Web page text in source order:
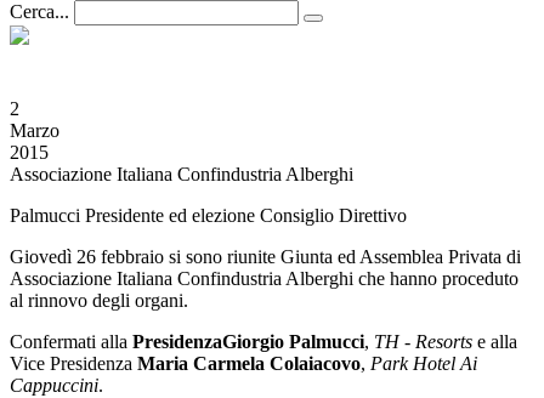
Cerca...
2
Marzo
2015
Associazione Italiana Confindustria Alberghi
Palmucci Presidente ed elezione Consiglio Direttivo
Giovedì 26 febbraio si sono riunite Giunta ed Assemblea Privata di
Associazione Italiana Confindustria Alberghi che hanno proceduto
al rinnovo degli organi.
Confermati alla PresidenzaGiorgio Palmucci, TH - Resorts e alla
Vice Presidenza Maria Carmela Colaiacovo, Park Hotel Ai
Cappuccini.